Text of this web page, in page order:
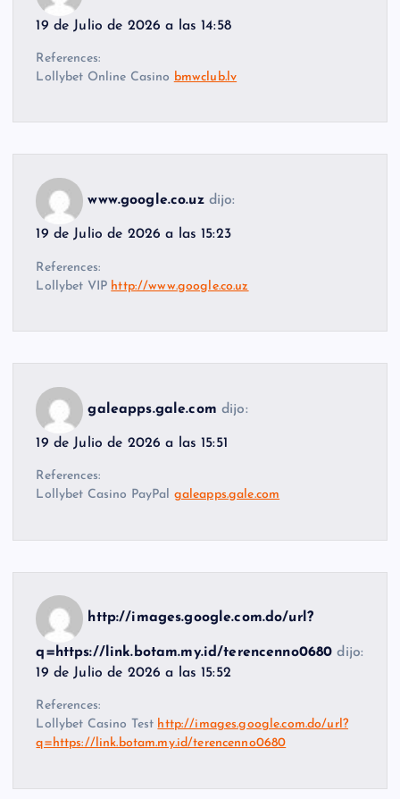
19 de Julio de 2026 a las 14:58
References:
Lollybet Online Casino bmwclub.lv
www.google.co.uz dijo:
19 de Julio de 2026 a las 15:23
References:
Lollybet VIP http://www.google.co.uz
galeapps.gale.com dijo:
19 de Julio de 2026 a las 15:51
References:
Lollybet Casino PayPal galeapps.gale.com
http://images.google.com.do/url?
q=https://link.botam.my.id/terencenno0680 dijo:
19 de Julio de 2026 a las 15:52
References:
Lollybet Casino Test http://images.google.com.do/url?
q=https://link.botam.my.id/terencenno0680